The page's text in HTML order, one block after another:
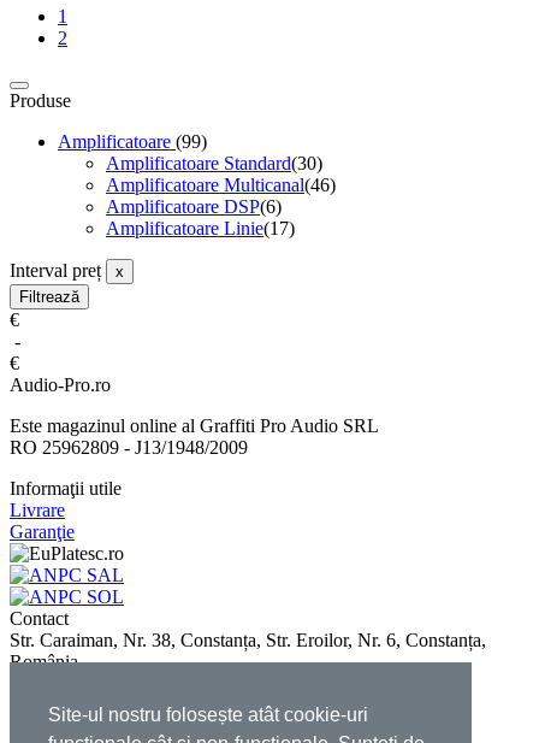
Site-ul nostru folosește atât cookie-uri
1
2
Produse
Amplificatoare (99)
Amplificatoare Standard(30)
Amplificatoare Multicanal(46)
Amplificatoare DSP(6)
Amplificatoare Linie(17)
Interval preț
x
Filtrează
€
-
€
Audio-Pro.ro
Este magazinul online al Graffiti Pro Audio SRL
RO 25962809 - J13/1948/2009
Informaţii utile
Livrare
Garanţie
Contact
Str. Caraiman, Nr. 38, Constanța, Str. Eroilor, Nr. 6, Constanța,
România
+4 0722 515 215
+4 0731 005 115